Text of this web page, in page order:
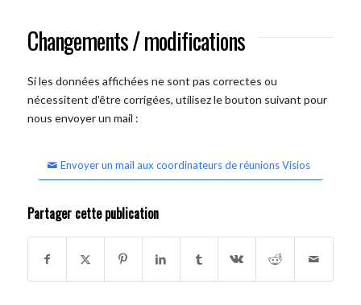
Changements / modifications
Si les données affichées ne sont pas correctes ou
nécessitent d'être corrigées, utilisez le bouton suivant pour
nous envoyer un mail :
Envoyer un mail aux coordinateurs de réunions Visios
Partager cette publication